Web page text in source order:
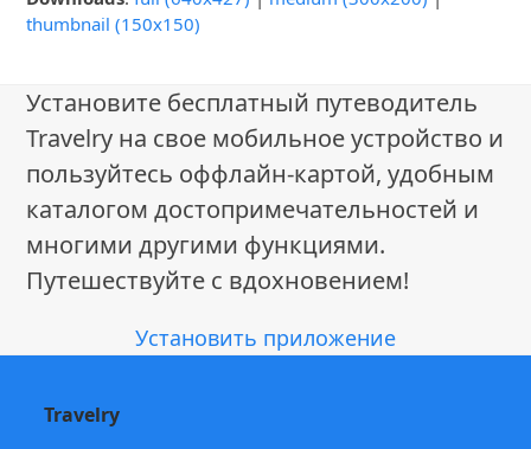
thumbnail (150x150)
Установите бесплатный путеводитель
Travelry на свое мобильное устройство и
пользуйтесь оффлайн-картой, удобным
каталогом достопримечательностей и
многими другими функциями.
Путешествуйте с вдохновением!
Установить приложение
Travelry